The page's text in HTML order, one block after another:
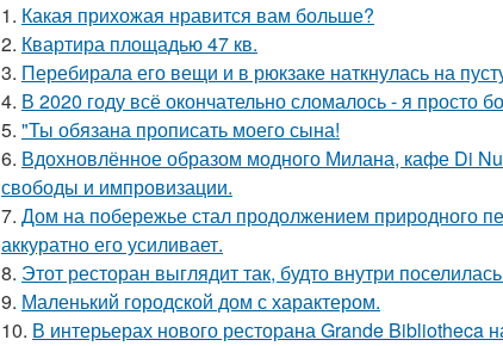
1. Какая прихожая нравится вам больше?
2. Квартира площадью 47 кв.
3. Перебирала его вещи и в рюкзаке наткнулась на
4. В 2020 году всё окончательно сломалось - я просто
5. "Ты обязана прописать моего сына!
6. Вдохновлённое образом модного Милана, кафе Di
свободы и импровизации.
7. Дом на побережье стал продолжением природного
аккуратно его усиливает.
8. Этот ресторан выглядит так, будто внутри
9. Маленький городской дом с характером.
10. В интерьерах нового ресторана Grande Bibliotheca